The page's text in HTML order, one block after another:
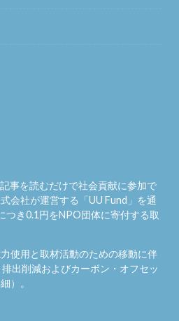
事を読むだけで社会貢献に参加で
会社が運営する「UU Fund 」を通
つき0.1円をNPO団体に寄付する取
使用と取材活動のための移動に伴
出削減およびカーボン・オフセッ
）。